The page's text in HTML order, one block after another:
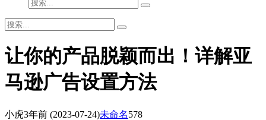
让你的产品脱颖而出！详解亚
马逊广告设置方法
小虎3年前 (2023-07-24)未命名578